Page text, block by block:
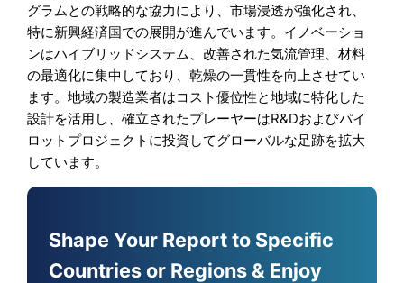
グラムとの戦略的な協力により、市場浸透が強化され、
特に新興経済国での展開が進んでいます。イノベーショ
ンはハイブリッドシステム、改善された気流管理、材料
の最適化に集中しており、乾燥の一貫性を向上させてい
ます。地域の製造業者はコスト優位性と地域に特化した
設計を活用し、確立されたプレーヤーはR&Dおよびパイ
ロットプロジェクトに投資してグローバルな足跡を拡大
しています。
Shape Your Report to Specific
Countries or Regions & Enjoy